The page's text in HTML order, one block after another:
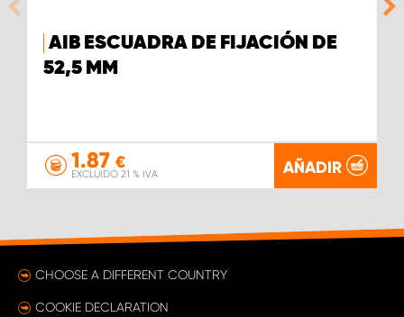
AIB ESCUADRA DE FIJACIÓN DE
52,5 MM
1.87 €
EXCLUIDO 21 % IVA AÑADIR
CHOOSE A DIFFERENT COUNTRY
COOKIE DECLARATION